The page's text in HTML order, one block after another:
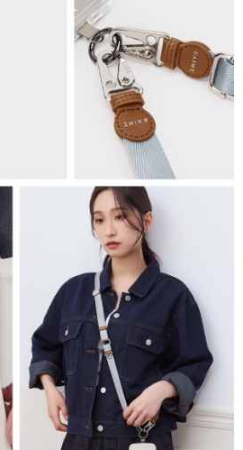
約使用本公司帳單繳交帳款。
分期」之契約關係目的，商店將以您的個人
提供予台灣大哥大進項蒐集、處理及利用，
所需資料之確認、核對及更正。
下連結：
https://oppay.tw/userRule
含以上)免運費
以上)免運費
含以上)免運費
含以上)免運費
查看運費